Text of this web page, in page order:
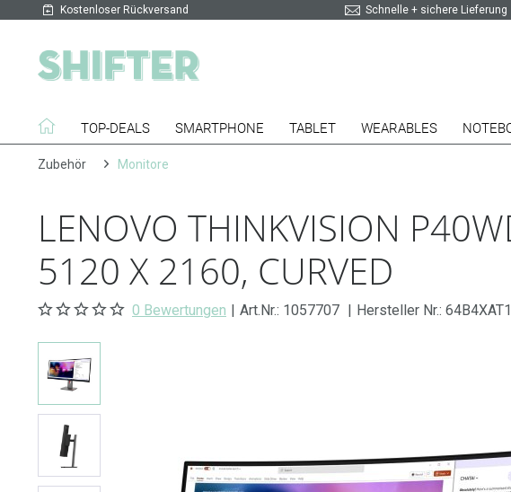
Kostenloser Rückversand Schnelle + sichere Lieferung
TOP-DEALS SMARTPHONE TABLET WEARABLES
Zubehör Monitore
LENOVO THINKVISION
5120 X 2160, CURVED
0 Bewertungen | Art.Nr.: 1057707 | Hersteller Nr.: